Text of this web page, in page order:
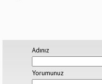
Adınız
Yorumunuz